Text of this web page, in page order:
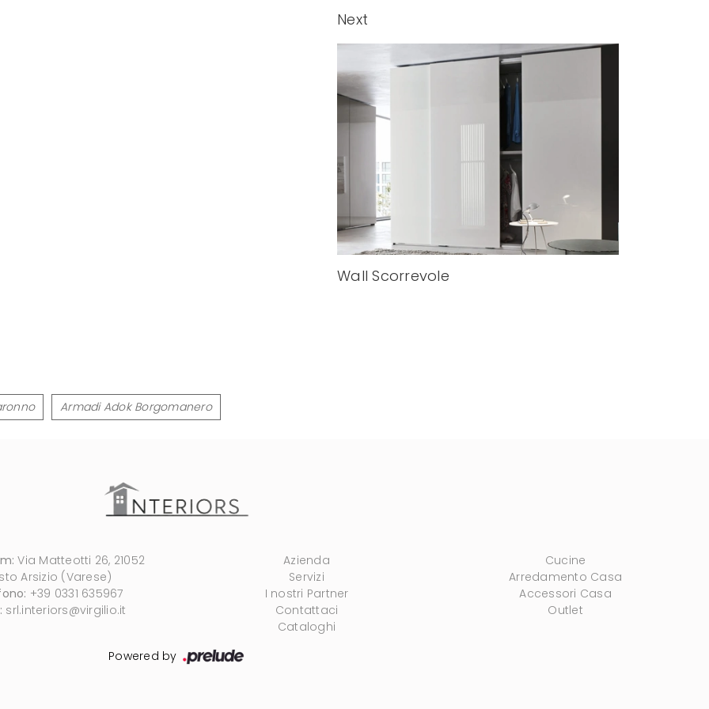
Next
Wall Scorrevole
Armadi Adok Borgomanero
Via Matteotti 26, 21052
Arsizio (Varese)
+39 0331 635967
srl.interiors@virgilio.it
Azienda
Servizi
I nostri Partner
Contattaci
Cataloghi
Cucine
Arredamento Casa
Accessori Casa
Outlet
Powered by